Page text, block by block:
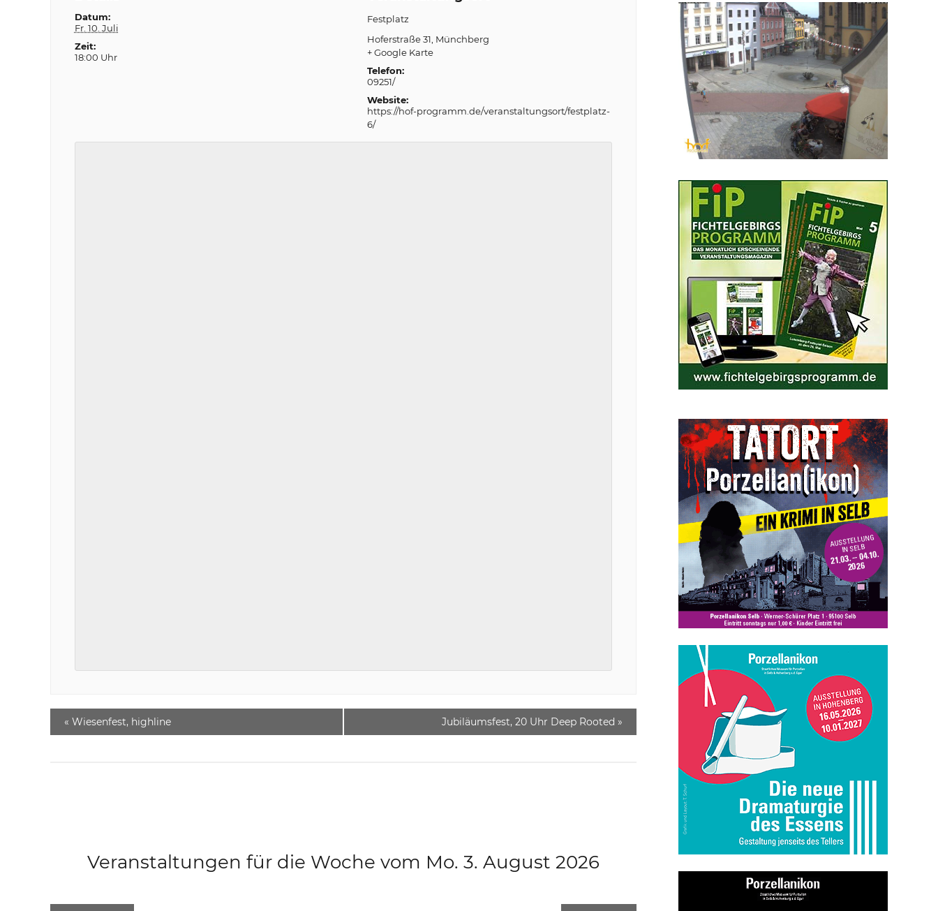
Datum:
Fr. 10. Juli
Zeit:
18:00 Uhr
Festplatz
Hoferstraße 31 Münchberg
+ Google Karte
Telefon:
09251/
Website:
https://hof-programm.de/veranstaltungsort/festplatz-
6/
« Wiesenfest, highline Jubiläumsfest, 20 Uhr Deep Rooted »
Veranstaltungen für die Woche vom Mo. 3. August 2026